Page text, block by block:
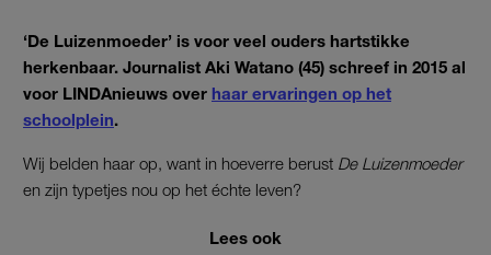
‘De Luizenmoeder’ is voor veel ouders hartstikke
herkenbaar. Journalist Aki Watano (45) schreef in 2015 al
voor LINDAnieuws over haar ervaringen op het
schoolplein.
Wij belden haar op, want in hoeverre berust De Luizenmoeder
en zijn typetjes nou op het échte leven?
Lees ook